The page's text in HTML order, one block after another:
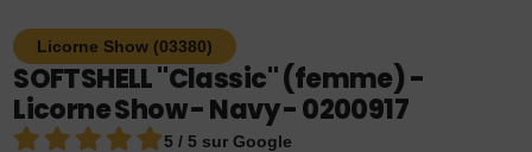
Licorne Show (03380)
SOFTSHELL "Classic" (femme) -
Licorne Show - Navy - 0200917
5 / 5 sur Google